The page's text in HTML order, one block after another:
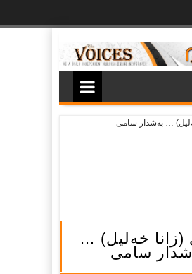
خه‌لیل) …
سامی